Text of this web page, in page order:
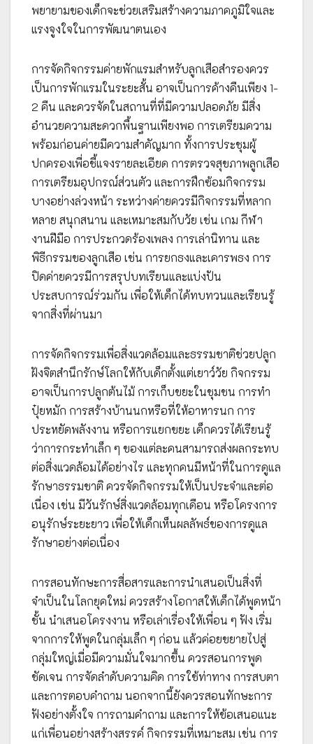
พยายามของเด็กจะช่วยเสริมสร้างความภาคภูมิใจและ
แรงจูงใจในการพัฒนาตนเอง
การจัดกิจกรรมค่ายพักแรมสำหรับลูกเสือสำรองควร
เป็นการพักแรมในระยะสั้น อาจเป็นการค้างคืนเพียง 1-
2 คืน และควรจัดในสถานที่ที่มีความปลอดภัย มีสิ่ง
อำนวยความสะดวกพื้นฐานเพียงพอ การเตรียมความ
พร้อมก่อนค่ายมีความสำคัญมาก ทั้งการประชุมผู้
ปกครองเพื่อชี้แจงรายละเอียด การตรวจสุขภาพลูกเสือ
การเตรียมอุปกรณ์ส่วนตัว และการฝึกซ้อมกิจกรรม
บางอย่างล่วงหน้า ระหว่างค่ายควรมีกิจกรรมที่หลาก
หลาย สนุกสนาน และเหมาะสมกับวัย เช่น เกม กีฬา
งานฝีมือ การประกวดร้องเพลง การเล่านิทาน และ
พิธีกรรมของลูกเสือ เช่น การยกธงและเคารพธง การ
ปิดค่ายควรมีการสรุปบทเรียนและแบ่งปัน
ประสบการณ์ร่วมกัน เพื่อให้เด็กได้ทบทวนและเรียนรู้
จากสิ่งที่ผ่านมา
การจัดกิจกรรมเพื่อสิ่งแวดล้อมและธรรมชาติช่วยปลูก
ฝังจิตสำนึกรักษ์โลกให้กับเด็กตั้งแต่เยาว์วัย กิจกรรม
อาจเป็นการปลูกต้นไม้ การเก็บขยะในชุมชน การทำ
ปุ๋ยหมัก การสร้างบ้านนกหรือที่ให้อาหารนก การ
ประหยัดพลังงาน หรือการแยกขยะ เด็กควรได้เรียนรู้
ว่าการกระทำเล็ก ๆ ของแต่ละคนสามารถส่งผลกระทบ
ต่อสิ่งแวดล้อมได้อย่างไร และทุกคนมีหน้าที่ในการดูแล
รักษาธรรมชาติ ควรจัดกิจกรรมให้เป็นประจำและต่อ
เนื่อง เช่น มีวันรักษ์สิ่งแวดล้อมทุกเดือน หรือโครงการ
อนุรักษ์ระยะยาว เพื่อให้เด็กเห็นผลลัพธ์ของการดูแล
รักษาอย่างต่อเนื่อง
การสอนทักษะการสื่อสารและการนำเสนอเป็นสิ่งที่
จำเป็นในโลกยุคใหม่ ควรสร้างโอกาสให้เด็กได้พูดหน้า
ชั้น นำเสนอโครงงาน หรือเล่าเรื่องให้เพื่อน ๆ ฟัง เริ่ม
จากการให้พูดในกลุ่มเล็ก ๆ ก่อน แล้วค่อยขยายไปสู่
กลุ่มใหญ่เมื่อมีความมั่นใจมากขึ้น ควรสอนการพูด
ชัดเจน การจัดลำดับความคิด การใช้ท่าทาง การสบตา
และการตอบคำถาม นอกจากนี้ยังควรสอนทักษะการ
ฟังอย่างตั้งใจ การถามคำถาม และการให้ข้อเสนอแนะ
แก่เพื่อนอย่างสร้างสรรค์ กิจกรรมที่เหมาะสม เช่น การ